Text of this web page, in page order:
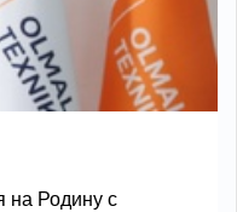
Родину с